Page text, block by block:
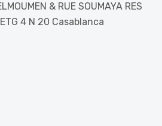
& RUE SOUMAYA RES
4 N 20 Casablanca